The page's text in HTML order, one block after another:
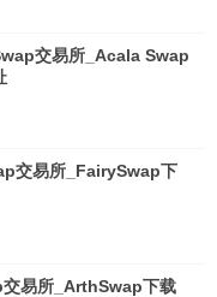
交易所_Acala Swap
交易所_FairySwap下
易所_ArthSwap下载